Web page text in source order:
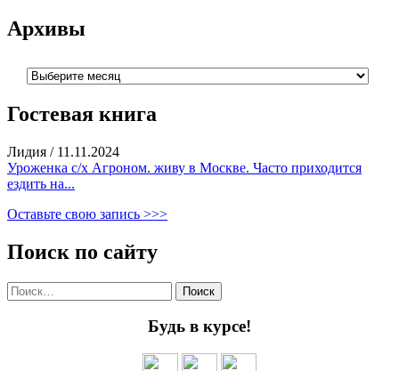
Архивы
Архивы
Гостевая книга
Лидия / 11.11.2024
Уроженка с/х Агроном. живу в Москве. Часто приходится
ездить на...
Оставьте свою запись >>>
Поиск по сайту
Найти:
Будь в курсе!